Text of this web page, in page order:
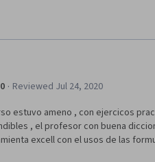
· Reviewed Jul 24, 2020
estuvo ameno , con ejercicos
, el profesor con buena
excell con el usos de las